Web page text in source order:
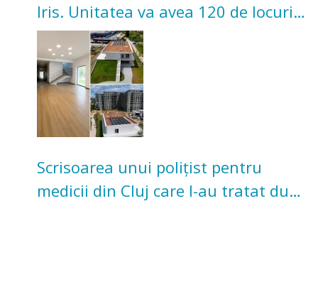
Iris. Unitatea va avea 120 de locuri
pentru copii
Scrisoarea unui polițist pentru
medicii din Cluj care l-au tratat după